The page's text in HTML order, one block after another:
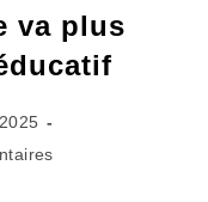
va plus